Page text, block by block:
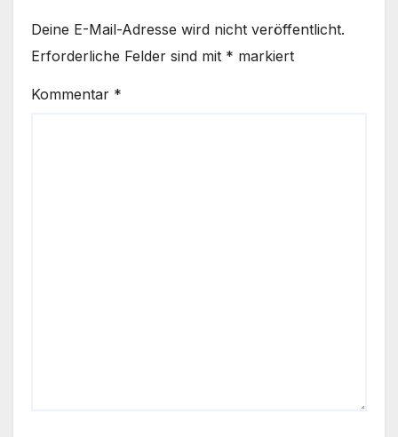
Deine E-Mail-Adresse wird nicht veröffentlicht.
Erforderliche Felder sind mit * markiert
Kommentar *